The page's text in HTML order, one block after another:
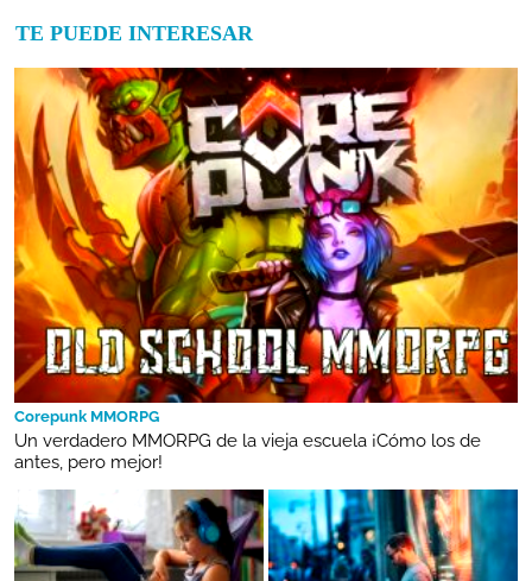
TE PUEDE INTERESAR
Corepunk MMORPG
Un verdadero MMORPG de la vieja escuela ¡Cómo los de
antes, pero mejor!